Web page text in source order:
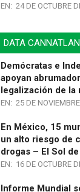
EN: 24 DE OCTUBRE
DATA CANNATLAN
Demócratas e
apoyan
legalización de la
EN: 25 DE
En México, 15
un alto riesgo de
drogas – El Sol
EN: 16 DE OCTUBRE
Informe Mundial